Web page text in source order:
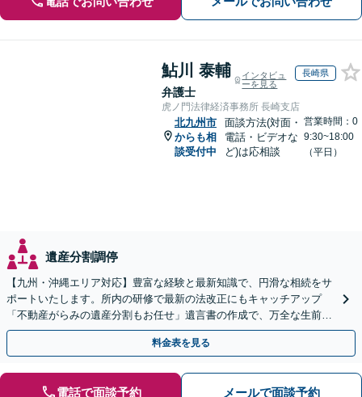
鮎川 泰輔
弁護士
インタビュ
ーを見る
長崎県
虎ノ門法律経済事務所 長崎支店
北九州市
からも相
談受付中
面談方法(対面・
電話・ビデオな
ど)は応相談
営業時間：0
9:30~18:00
（平日）
遺産分割調停
【九州・沖縄エリア対応】豊富な経験と最新知識で、円滑な相続をサ
ポートいたします。所内の研修で最新の法改正にもキャッチアップ
「不動産がらみの遺産分割もお任せ」遺言書の作成で、万全な生前対
策をおこないましょう【夜間・休日面談可】
料金表を見る
電話で面談予約 メールで面談予約